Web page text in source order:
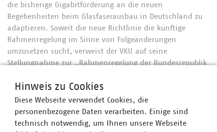
die bisherige Gigabitförderung an die neuen
Begebenheiten beim Glasfaserausbau in Deutschland zu
adaptieren. Soweit die neue Richtlinie die künftige
Rahmenregelung im Sinne von Folgeänderungen
umzusetzen sucht, verweist der VKU auf seine
Stellungnahme zur „Rahmenregelung der Bundesrepublik
Aufbaus von Gigabitnetzen“ vom 5. April 2024.
Die Positionen des VKU lauten in Kürze wie folgt:
Der VKU begrüßt grundsätzlich den
Hinweis zu Cookies
Diese Webseite verwendet Cookies, die
personenbezogene Daten verarbeiten. Einige sind
technisch notwendig, um Ihnen unsere Webseite